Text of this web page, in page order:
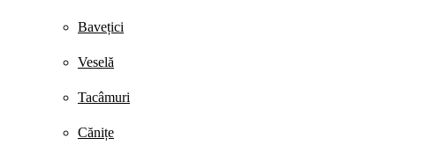
Bavețici
Veselă
Tacâmuri
Cănițe